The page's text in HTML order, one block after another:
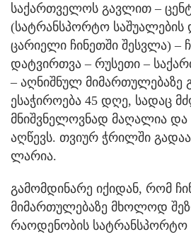
საქართველოს გავლით –
(სატრანსპორტო
ცარიელი ჩინეთში შესვლა) –
დატვირთვა – რუსეთი –
– აღნიშნულ მიმართულებაზე
ესაჭიროება 45 დღე, სადაც
მნიშვნელოვნად მაღალია და
აღწევს. თვიურ ჭრილში
ლარია.
გამომდინარე იქიდან, რომ
მიმართულებაზე მხოლოდ
რაოდენობის სატრანსპორტო